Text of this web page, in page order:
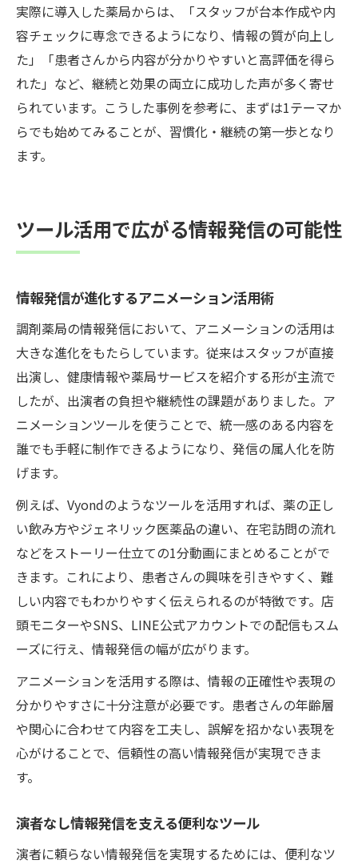
実際に導入した薬局からは、「スタッフが台本作成や内
容チェックに専念できるようになり、情報の質が向上し
た」「患者さんから内容が分かりやすいと高評価を得ら
れた」など、継続と効果の両立に成功した声が多く寄せ
られています。こうした事例を参考に、まずは1テーマか
らでも始めてみることが、習慣化・継続の第一歩となり
ます。
ツール活用で広がる情報発信の可能性
情報発信が進化するアニメーション活用術
調剤薬局の情報発信において、アニメーションの活用は
大きな進化をもたらしています。従来はスタッフが直接
出演し、健康情報や薬局サービスを紹介する形が主流で
したが、出演者の負担や継続性の課題がありました。ア
ニメーションツールを使うことで、統一感のある内容を
誰でも手軽に制作できるようになり、発信の属人化を防
げます。
例えば、Vyondのようなツールを活用すれば、薬の正し
い飲み方やジェネリック医薬品の違い、在宅訪問の流れ
などをストーリー仕立ての1分動画にまとめることがで
きます。これにより、患者さんの興味を引きやすく、難
しい内容でもわかりやすく伝えられるのが特徴です。店
頭モニターやSNS、LINE公式アカウントでの配信もスム
ーズに行え、情報発信の幅が広がります。
アニメーションを活用する際は、情報の正確性や表現の
分かりやすさに十分注意が必要です。患者さんの年齢層
や関心に合わせて内容を工夫し、誤解を招かない表現を
心がけることで、信頼性の高い情報発信が実現できま
す。
演者なし情報発信を支える便利なツール
演者に頼らない情報発信を実現するためには、便利なツ